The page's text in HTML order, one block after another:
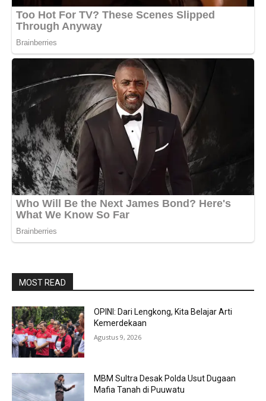
MOST READ
OPINI: Dari Lengkong, Kita Belajar Arti
Kemerdekaan
Agustus 9, 2026
MBM Sultra Desak Polda Usut Dugaan
Mafia Tanah di Puuwatu